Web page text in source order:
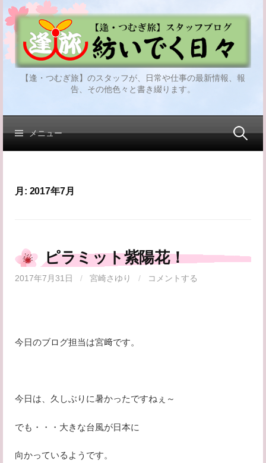
コ
ン
テ
ン
【逢・つむぎ旅】のスタッフが、日常や仕事の最新情報、報
告、その他色々と書き綴ります。
メニュー 検
月: 2017年7月
ピラミット紫陽花！
2017年7月31日 / 宮崎さゆり / コメントする
今日のブログ担当は宮﨑です。
今日は、久しぶりに暑かったですねぇ～
でも・・・大きな台風が日本に
向かっているようです。